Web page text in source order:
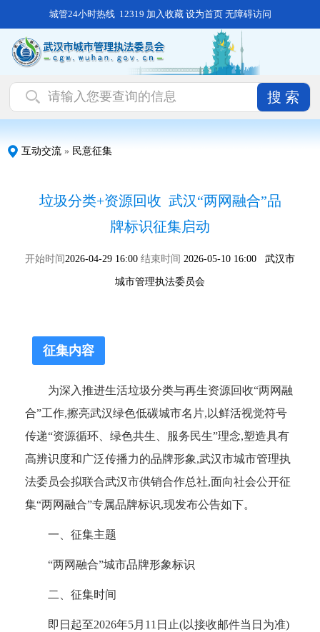
城管24小时热线 12319 加入收藏 设为首页 无障碍访问
搜 索
互动交流 » 民意征集
垃圾分类+资源回收 武汉“两网融合”品
牌标识征集启动
开始时间2026-04-29 16:00 结束时间 2026-05-10 16:00 武汉市
城市管理执法委员会
征集内容
为深入推进生活垃圾分类与再生资源回收“两网融
合”工作,擦亮武汉绿色低碳城市名片,以鲜活视觉符号
传递“资源循环、绿色共生、服务民生”理念,塑造具有
高辨识度和广泛传播力的品牌形象,武汉市城市管理执
法委员会拟联合武汉市供销合作总社,面向社会公开征
集“两网融合”专属品牌标识,现发布公告如下。
一、征集主题
“两网融合”城市品牌形象标识
二、征集时间
即日起至2026年5月11日止(以接收邮件当日为准)